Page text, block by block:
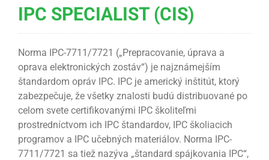
IPC SPECIALIST (CIS)
Norma IPC-7711/7721 („Prepracovanie, úprava a
oprava elektronických zostáv“) je najznámejším
štandardom opráv IPC. IPC je americký inštitút, ktorý
zabezpečuje, že všetky znalosti budú distribuované po
celom svete certifikovanými IPC školiteľmi
prostredníctvom ich IPC štandardov, IPC školiacich
programov a IPC učebných materiálov. Norma IPC-
7711/7721 sa tiež nazýva „štandard spájkovania IPC“,